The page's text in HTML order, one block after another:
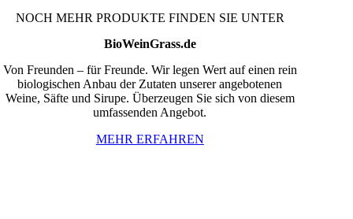
NOCH MEHR PRODUKTE FINDEN SIE UNTER
BioWeinGrass.de
Von Freunden – für Freunde. Wir legen Wert auf einen rein
biologischen Anbau der Zutaten unserer angebotenen
Weine, Säfte und Sirupe. Überzeugen Sie sich von diesem
umfassenden Angebot.
MEHR ERFAHREN